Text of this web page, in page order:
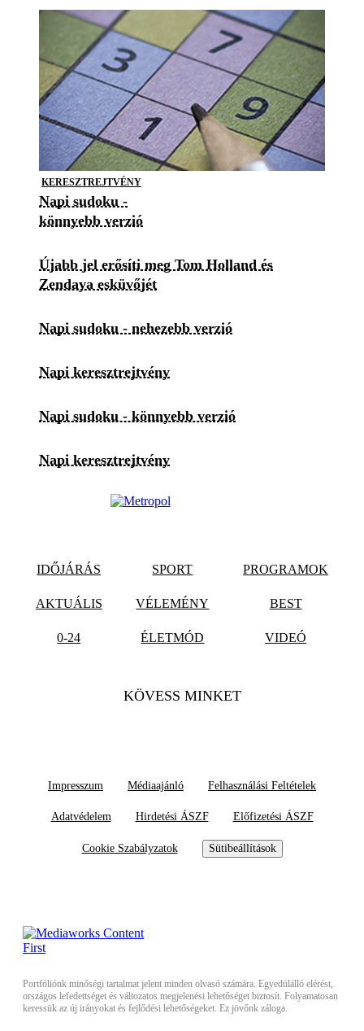
KERESZTREJTVÉNY
Napi sudoku -
könnyebb verzió
Újabb jel erősíti meg Tom Holland és
Zendaya esküvőjét
Napi sudoku - nehezebb verzió
Napi keresztrejtvény
Napi sudoku - könnyebb verzió
Napi keresztrejtvény
IDŐJÁRÁS SPORT PROGRAMOK
AKTUÁLIS VÉLEMÉNY BEST
0-24 ÉLETMÓD VIDEÓ
KÖVESS MINKET
Impresszum Médiaajánló Felhasználási Feltételek
Adatvédelem Hirdetési ÁSZF Előfizetési ÁSZF
Cookie Szabályzatok Sütibeállítások
Portfóliónk minőségi tartalmat jelent minden olvasó számára. Egyedülálló elérést,
országos lefedettséget és változatos megjelenési lehetőséget biztosít. Folyamatosan
keressük az új irányokat és fejlődési lehetőségeket. Ez jövőnk záloga.